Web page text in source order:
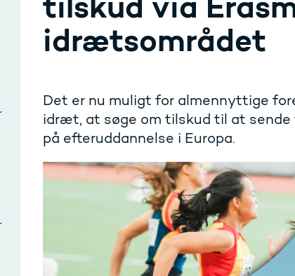
idrætsområdet
Det er nu muligt for almennyttige
idræt, at søge om tilskud til at
på efteruddannelse i Europa.